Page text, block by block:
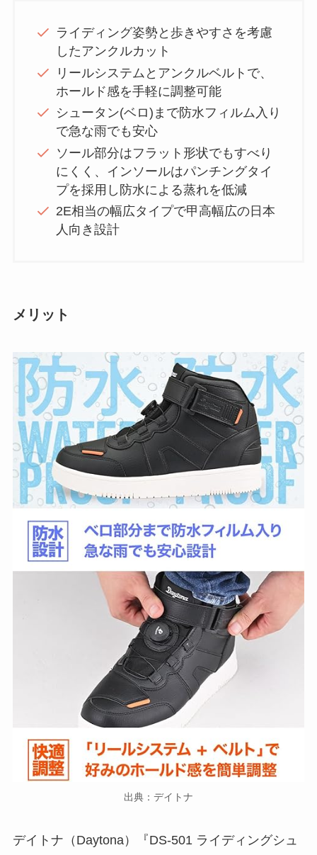
ライディング姿勢と歩きやすさを考慮
したアンクルカット
リールシステムとアンクルベルトで、
ホールド感を手軽に調整可能
シュータン(ベロ)まで防水フィルム入り
で急な雨でも安心
ソール部分はフラット形状でもすべり
にくく、インソールはパンチングタイ
プを採用し防水による蒸れを低減
2E相当の幅広タイプで甲高幅広の日本
人向き設計
メリット
出典：デイトナ
デイトナ（Daytona）『DS-501 ライディングシュ